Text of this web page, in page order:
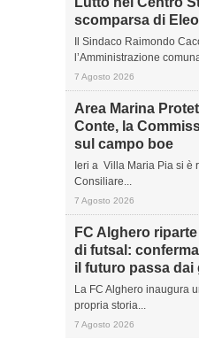
scomparsa di
Il Sindaco Raimondo
l’Amministrazione
7 Agosto 2026
Area Marina
Conte, la
sul campo boe
Ieri a Villa Maria Pia si è
Consiliare...
7 Agosto 2026
FC Alghero
di futsal:
il futuro passa dai
La FC Alghero inaugura
propria storia...
7 Agosto 2026